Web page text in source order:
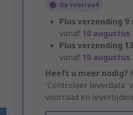
Op voorraad
Plus verzending 9
vanaf 10 augustus
Plus verzending
vanaf 10 augustus
Heeft u meer nodig?
'Controleer leverdata'
voorraad en